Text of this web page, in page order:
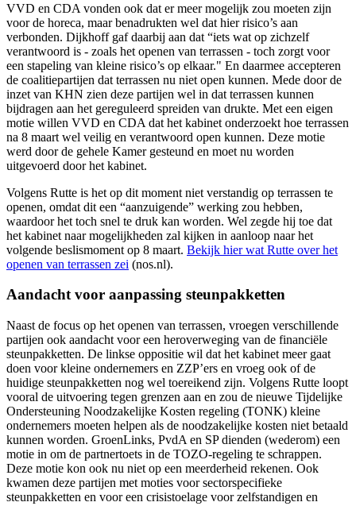
VVD en CDA vonden ook dat er meer mogelijk zou moeten zijn
voor de horeca, maar benadrukten wel dat hier risico’s aan
verbonden. Dijkhoff gaf daarbij aan dat “iets wat op zichzelf
verantwoord is - zoals het openen van terrassen - toch zorgt voor
een stapeling van kleine risico’s op elkaar." En daarmee accepteren
de coalitiepartijen dat terrassen nu niet open kunnen. Mede door de
inzet van KHN zien deze partijen wel in dat terrassen kunnen
bijdragen aan het gereguleerd spreiden van drukte. Met een eigen
motie willen VVD en CDA dat het kabinet onderzoekt hoe terrassen
na 8 maart wel veilig en verantwoord open kunnen. Deze motie
werd door de gehele Kamer gesteund en moet nu worden
uitgevoerd door het kabinet.
Volgens Rutte is het op dit moment niet verstandig op terrassen te
openen, omdat dit een “aanzuigende” werking zou hebben,
waardoor het toch snel te druk kan worden. Wel zegde hij toe dat
het kabinet naar mogelijkheden zal kijken in aanloop naar het
volgende beslismoment op 8 maart. Bekijk hier wat Rutte over het
openen van terrassen zei (nos.nl).
Aandacht voor aanpassing steunpakketten
Naast de focus op het openen van terrassen, vroegen verschillende
partijen ook aandacht voor een heroverweging van de financiële
steunpakketten. De linkse oppositie wil dat het kabinet meer gaat
doen voor kleine ondernemers en ZZP’ers en vroeg ook of de
huidige steunpakketten nog wel toereikend zijn. Volgens Rutte loopt
vooral de uitvoering tegen grenzen aan en zou de nieuwe Tijdelijke
Ondersteuning Noodzakelijke Kosten regeling (TONK) kleine
ondernemers moeten helpen als de noodzakelijke kosten niet betaald
kunnen worden. GroenLinks, PvdA en SP dienden (wederom) een
motie in om de partnertoets in de TOZO-regeling te schrappen.
Deze motie kon ook nu niet op een meerderheid rekenen. Ook
kwamen deze partijen met moties voor sectorspecifieke
steunpakketten en voor een crisistoelage voor zelfstandigen en